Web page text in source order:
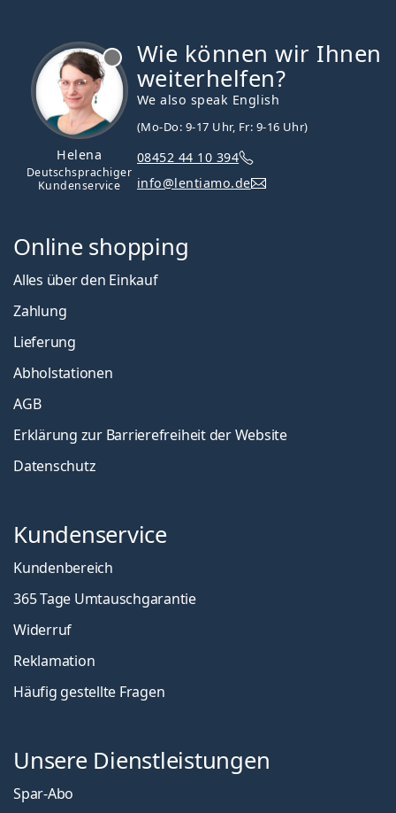
Helena
Deutschsprachiger
Kundenservice
Wie können wir Ihnen
weiterhelfen?
We also speak English
(Mo-Do: 9-17 Uhr, Fr: 9-16 Uhr)
08452 44 10 394
info@lentiamo.de
Online shopping
Alles über den Einkauf
Zahlung
Lieferung
Abholstationen
AGB
Erklärung zur Barrierefreiheit der Website
Datenschutz
Kundenservice
Kundenbereich
365 Tage Umtauschgarantie
Widerruf
Reklamation
Häufig gestellte Fragen
Unsere Dienstleistungen
Spar-Abo